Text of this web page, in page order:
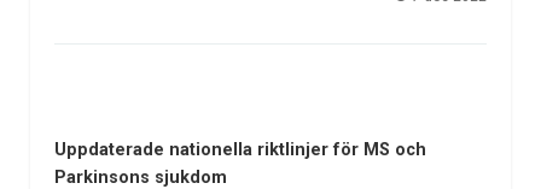
Uppdaterade nationella riktlinjer för MS och
Parkinsons sjukdom